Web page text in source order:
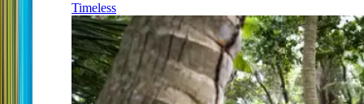
Timeless